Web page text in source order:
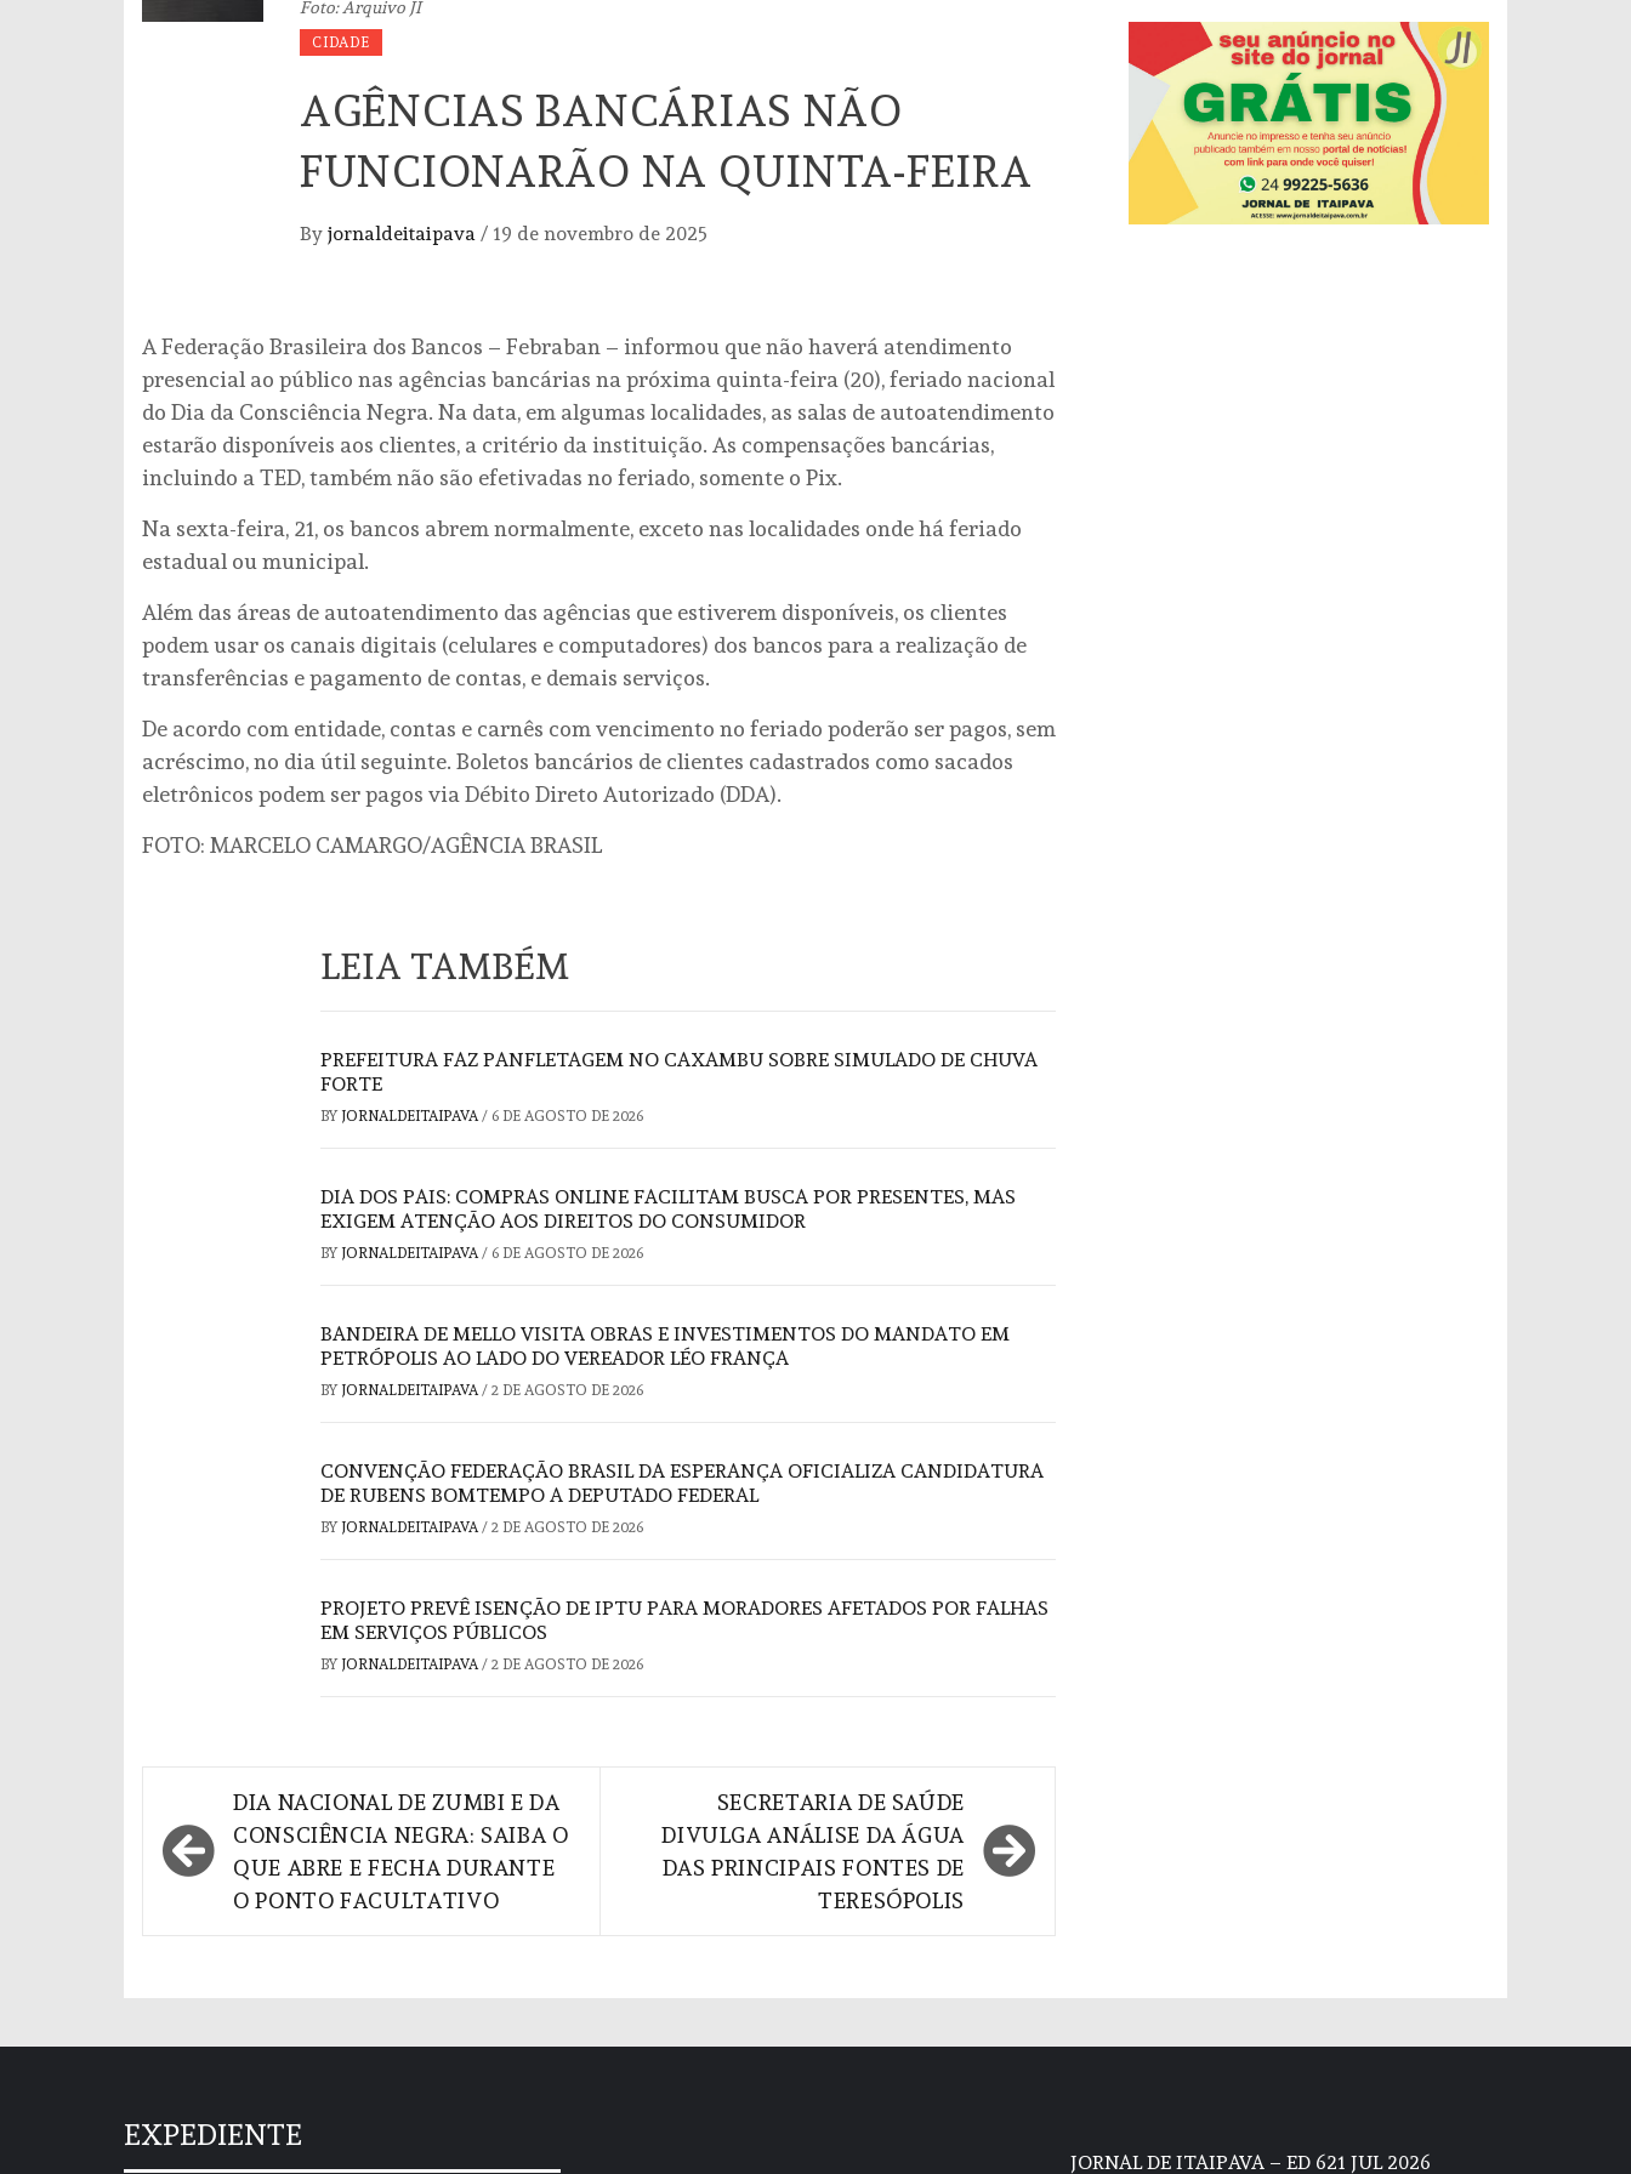
Foto: Arquivo JI
CIDADE
AGÊNCIAS BANCÁRIAS NÃO
FUNCIONARÃO NA QUINTA-FEIRA
By jornaldeitaipava / 19 de novembro de 2025
A Federação Brasileira dos Bancos – Febraban – informou que não haverá atendimento
presencial ao público nas agências bancárias na próxima quinta-feira (20), feriado nacional
do Dia da Consciência Negra. Na data, em algumas localidades, as salas de autoatendimento
estarão disponíveis aos clientes, a critério da instituição. As compensações bancárias,
incluindo a TED, também não são efetivadas no feriado, somente o Pix.
Na sexta-feira, 21, os bancos abrem normalmente, exceto nas localidades onde há feriado
estadual ou municipal.
Além das áreas de autoatendimento das agências que estiverem disponíveis, os clientes
podem usar os canais digitais (celulares e computadores) dos bancos para a realização de
transferências e pagamento de contas, e demais serviços.
De acordo com entidade, contas e carnês com vencimento no feriado poderão ser pagos, sem
acréscimo, no dia útil seguinte. Boletos bancários de clientes cadastrados como sacados
eletrônicos podem ser pagos via Débito Direto Autorizado (DDA).
FOTO: MARCELO CAMARGO/AGÊNCIA BRASIL
LEIA TAMBÉM
PREFEITURA FAZ PANFLETAGEM NO CAXAMBU SOBRE SIMULADO DE CHUVA
FORTE
BY JORNALDEITAIPAVA / 6 DE AGOSTO DE 2026
DIA DOS PAIS: COMPRAS ONLINE FACILITAM BUSCA POR PRESENTES, MAS
EXIGEM ATENÇÃO AOS DIREITOS DO CONSUMIDOR
BY JORNALDEITAIPAVA / 6 DE AGOSTO DE 2026
BANDEIRA DE MELLO VISITA OBRAS E INVESTIMENTOS DO MANDATO EM
PETRÓPOLIS AO LADO DO VEREADOR LÉO FRANÇA
BY JORNALDEITAIPAVA / 2 DE AGOSTO DE 2026
CONVENÇÃO FEDERAÇÃO BRASIL DA ESPERANÇA OFICIALIZA CANDIDATURA
DE RUBENS BOMTEMPO A DEPUTADO FEDERAL
BY JORNALDEITAIPAVA / 2 DE AGOSTO DE 2026
PROJETO PREVÊ ISENÇÃO DE IPTU PARA MORADORES AFETADOS POR FALHAS
EM SERVIÇOS PÚBLICOS
BY JORNALDEITAIPAVA / 2 DE AGOSTO DE 2026
Navegação
de
Post
DIA NACIONAL DE ZUMBI E DA
CONSCIÊNCIA NEGRA: SAIBA O
QUE ABRE E FECHA DURANTE
O PONTO FACULTATIVO
SECRETARIA DE SAÚDE
DIVULGA ANÁLISE DA ÁGUA
DAS PRINCIPAIS FONTES DE
TERESÓPOLIS
EXPEDIENTE
JORNAL DE ITAIPAVA – ED 621 JUL 2026